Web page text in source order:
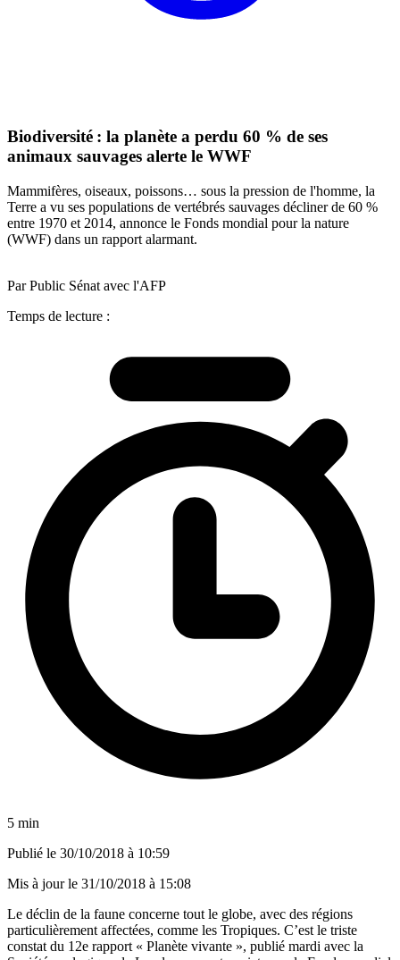
Biodiversité : la planète a perdu 60 % de ses
animaux sauvages alerte le WWF
Mammifères, oiseaux, poissons… sous la pression de l'homme, la
Terre a vu ses populations de vertébrés sauvages décliner de 60 %
entre 1970 et 2014, annonce le Fonds mondial pour la nature
(WWF) dans un rapport alarmant.
Par Public Sénat avec l'AFP
Temps de lecture :
5 min
Publié le 30/10/2018 à 10:59
Mis à jour le 31/10/2018 à 15:08
Le déclin de la faune concerne tout le globe, avec des régions
particulièrement affectées, comme les Tropiques. C’est le triste
constat du 12e rapport « Planète vivante », publié mardi avec la